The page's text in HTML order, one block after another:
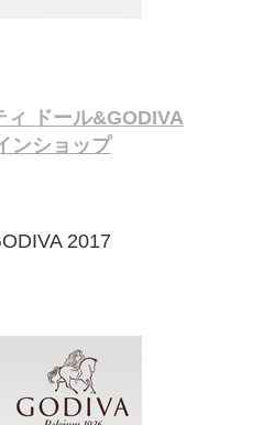
ィ ドール&GODIVA
ンショップ
2017